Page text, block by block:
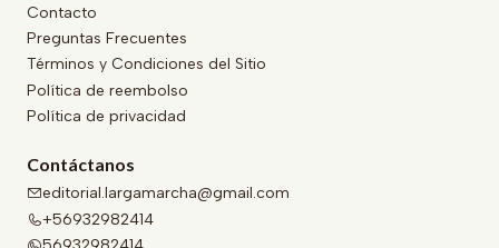
Contacto
Preguntas Frecuentes
Términos y Condiciones del Sitio
Política de reembolso
Política de privacidad
Contáctanos
editorial.largamarcha@gmail.com
+56932982414